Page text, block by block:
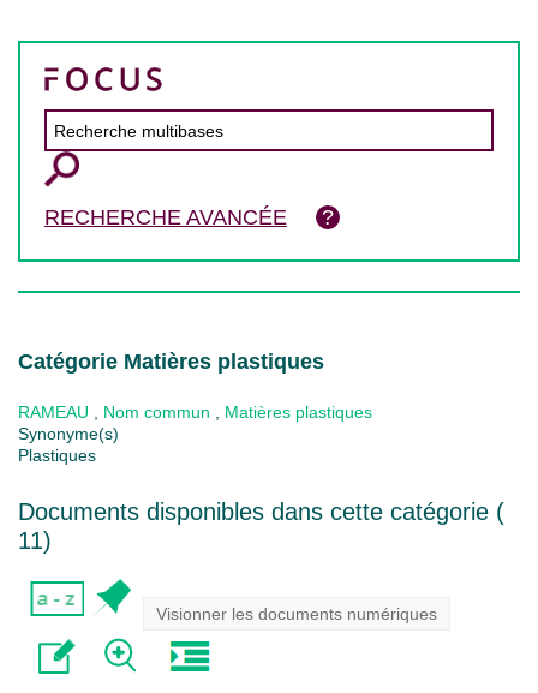
RECHERCHE AVANCÉE
Catégorie Matières plastiques
RAMEAU Nom commun
Matières plastiques
Synonyme(s)
Plastiques
Documents disponibles dans cette catégorie (
11)
Visionner les documents numériques